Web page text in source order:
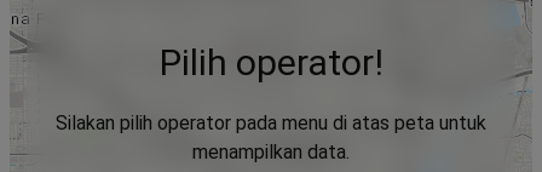
Pilih operator!
Silakan pilih operator pada menu di atas peta untuk
menampilkan data.